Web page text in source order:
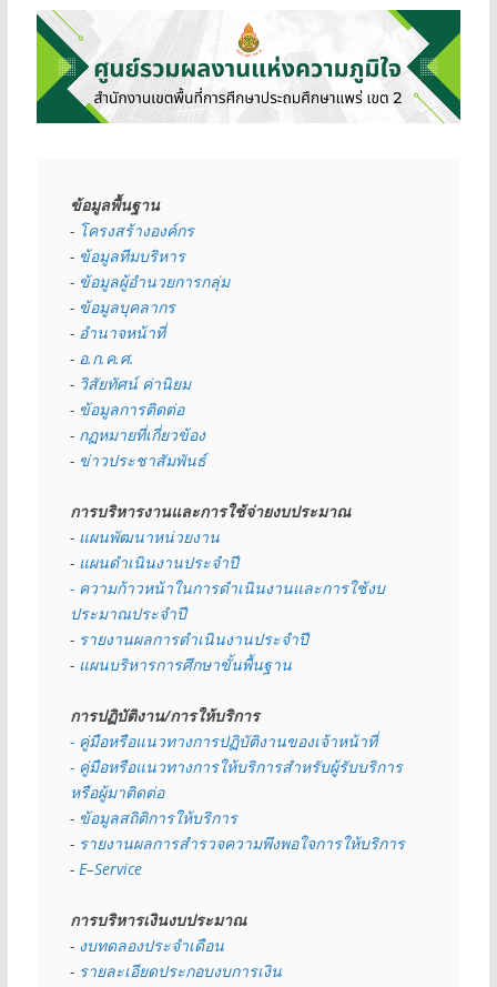
ข้อมูลพื้นฐาน
- โครงสร้างองค์กร
- ข้อมูลทีมบริหาร
- ข้อมูลผู้อำนวยการกลุ่ม
- ข้อมูลบุคลากร
- อำนาจหน้าที่
- อ.ก.ค.ศ.
- วิสัยทัศน์ ค่านิยม
- ข้อมูลการติดต่อ
- กฏหมายที่เกี่ยวข้อง
- ข่าวประชาสัมพันธ์
การบริหารงานและการใช้จ่ายงบประมาณ
- แผนพัฒนาหน่วยงาน
- แผนดำเนินงานประจำปี
- ความก้าวหน้าในการดำเนินงานและการใช้งบ
ประมาณประจำปี
- รายงานผลการดำเนินงานประจำปี
- แผนบริหารการศึกษาขั้นพื้นฐาน
การปฏิบัติงาน/การให้บริการ
- คู่มือหรือแนวทางการปฏิบัติงานของเจ้าหน้าที่
- คู่มือหรือแนวทางการให้บริการสำหรับผู้รับบริการ
หรือผู้มาติดต่อ
- ข้อมูลสถิติการให้บริการ
- รายงานผลการสำรวจความพึงพอใจการให้บริการ
- E–Service
การบริหารเงินงบประมาณ
- งบทดลองประจำเดือน
- รายละเอียดประกอบงบการเงิน